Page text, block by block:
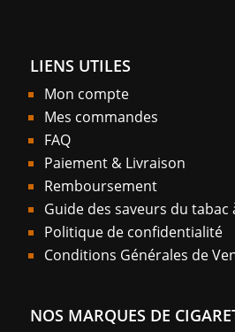
LIENS UTILES
Mon compte
Mes commandes
FAQ
Paiement & Livraison
Remboursement
Guide des saveurs du tabac
Politique de confidentialité
Conditions Générales de
NOS MARQUES DE